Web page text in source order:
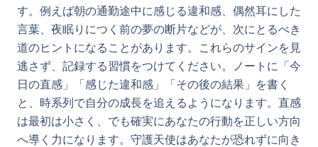
す。例えば朝の通勤途中に感じる違和感、偶然耳にした
言葉、夜眠りにつく前の夢の断片などが、次にとるべき
道のヒントになることがあります。これらのサインを見
逃さず、記録する習慣をつけてください。ノートに「今
日の直感」「感じた違和感」「その後の結果」を書く
と、時系列で自分の成長を追えるようになります。直感
は最初は小さく、でも確実にあなたの行動を正しい方向
へ導く力になります。守護天使はあなたが恐れずに向き